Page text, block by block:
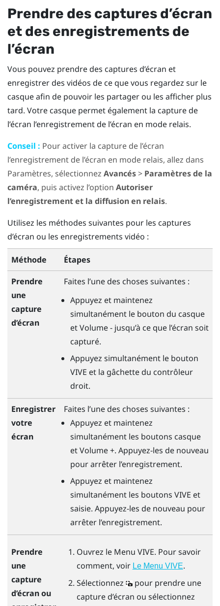
Prendre des captures d’écran
et des enregistrements de
l’écran
Vous pouvez prendre des captures d’écran et
enregistrer des vidéos de ce que vous regardez sur le
casque afin de pouvoir les partager ou les afficher plus
tard. Votre casque permet également la capture de
l’écran l’enregistrement de l’écran en mode relais.
Conseil : Pour activer la capture de l’écran
l’enregistrement de l’écran en mode relais, allez dans
Paramètres, sélectionnez Avancés> Paramètres de la
caméra, puis activez l’option Autoriser
l’enregistrement et la diffusion en relais.
Utilisez les méthodes suivantes pour les captures
d’écran ou les enregistrements vidéo :
Méthode Étapes
Prendre
une
capture
d’écran
Faites l’une des choses suivantes :
Appuyez et maintenez
simultanément le bouton du casque
etVolume -jusqu’à ce que l’écran soit
capturé.
Appuyez simultanément le bouton
VIVE et la gâchettedu contrôleur
droit.
Enregistrer
votre
écran
Faites l’une des choses suivantes :
Appuyez et maintenez
simultanément les boutons casque
etVolume +. Appuyez-les de nouveau
pour arrêter l’enregistrement.
Appuyez et maintenez
simultanément les boutons VIVE et
saisie. Appuyez-les de nouveau pour
arrêter l’enregistrement.
Prendre
une
capture
d’écran ou
Ouvrez le Menu VIVE. Pour savoir
comment, voir Le Menu VIVE.
Sélectionnez
pour prendre une
capture d’écran ou sélectionnez